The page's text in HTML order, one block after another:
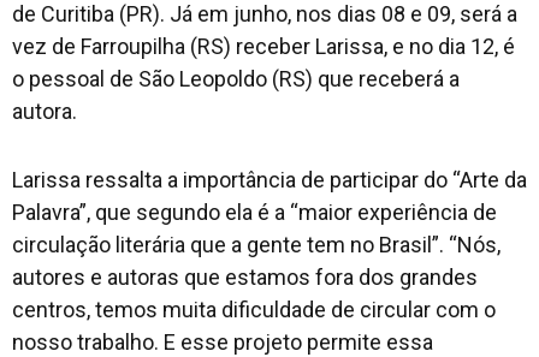
de Curitiba (PR). Já em junho, nos dias 08 e 09, será a
vez de Farroupilha (RS) receber Larissa, e no dia 12, é
o pessoal de São Leopoldo (RS) que receberá a
autora.
Larissa ressalta a importância de participar do “Arte da
Palavra”, que segundo ela é a “maior experiência de
circulação literária que a gente tem no Brasil”. “Nós,
autores e autoras que estamos fora dos grandes
centros, temos muita dificuldade de circular com o
nosso trabalho. E esse projeto permite essa